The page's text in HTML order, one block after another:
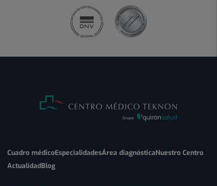
Cuadro médicoEspecialidadesÁrea diagnósticaNuestro Centro
ActualidadBlog